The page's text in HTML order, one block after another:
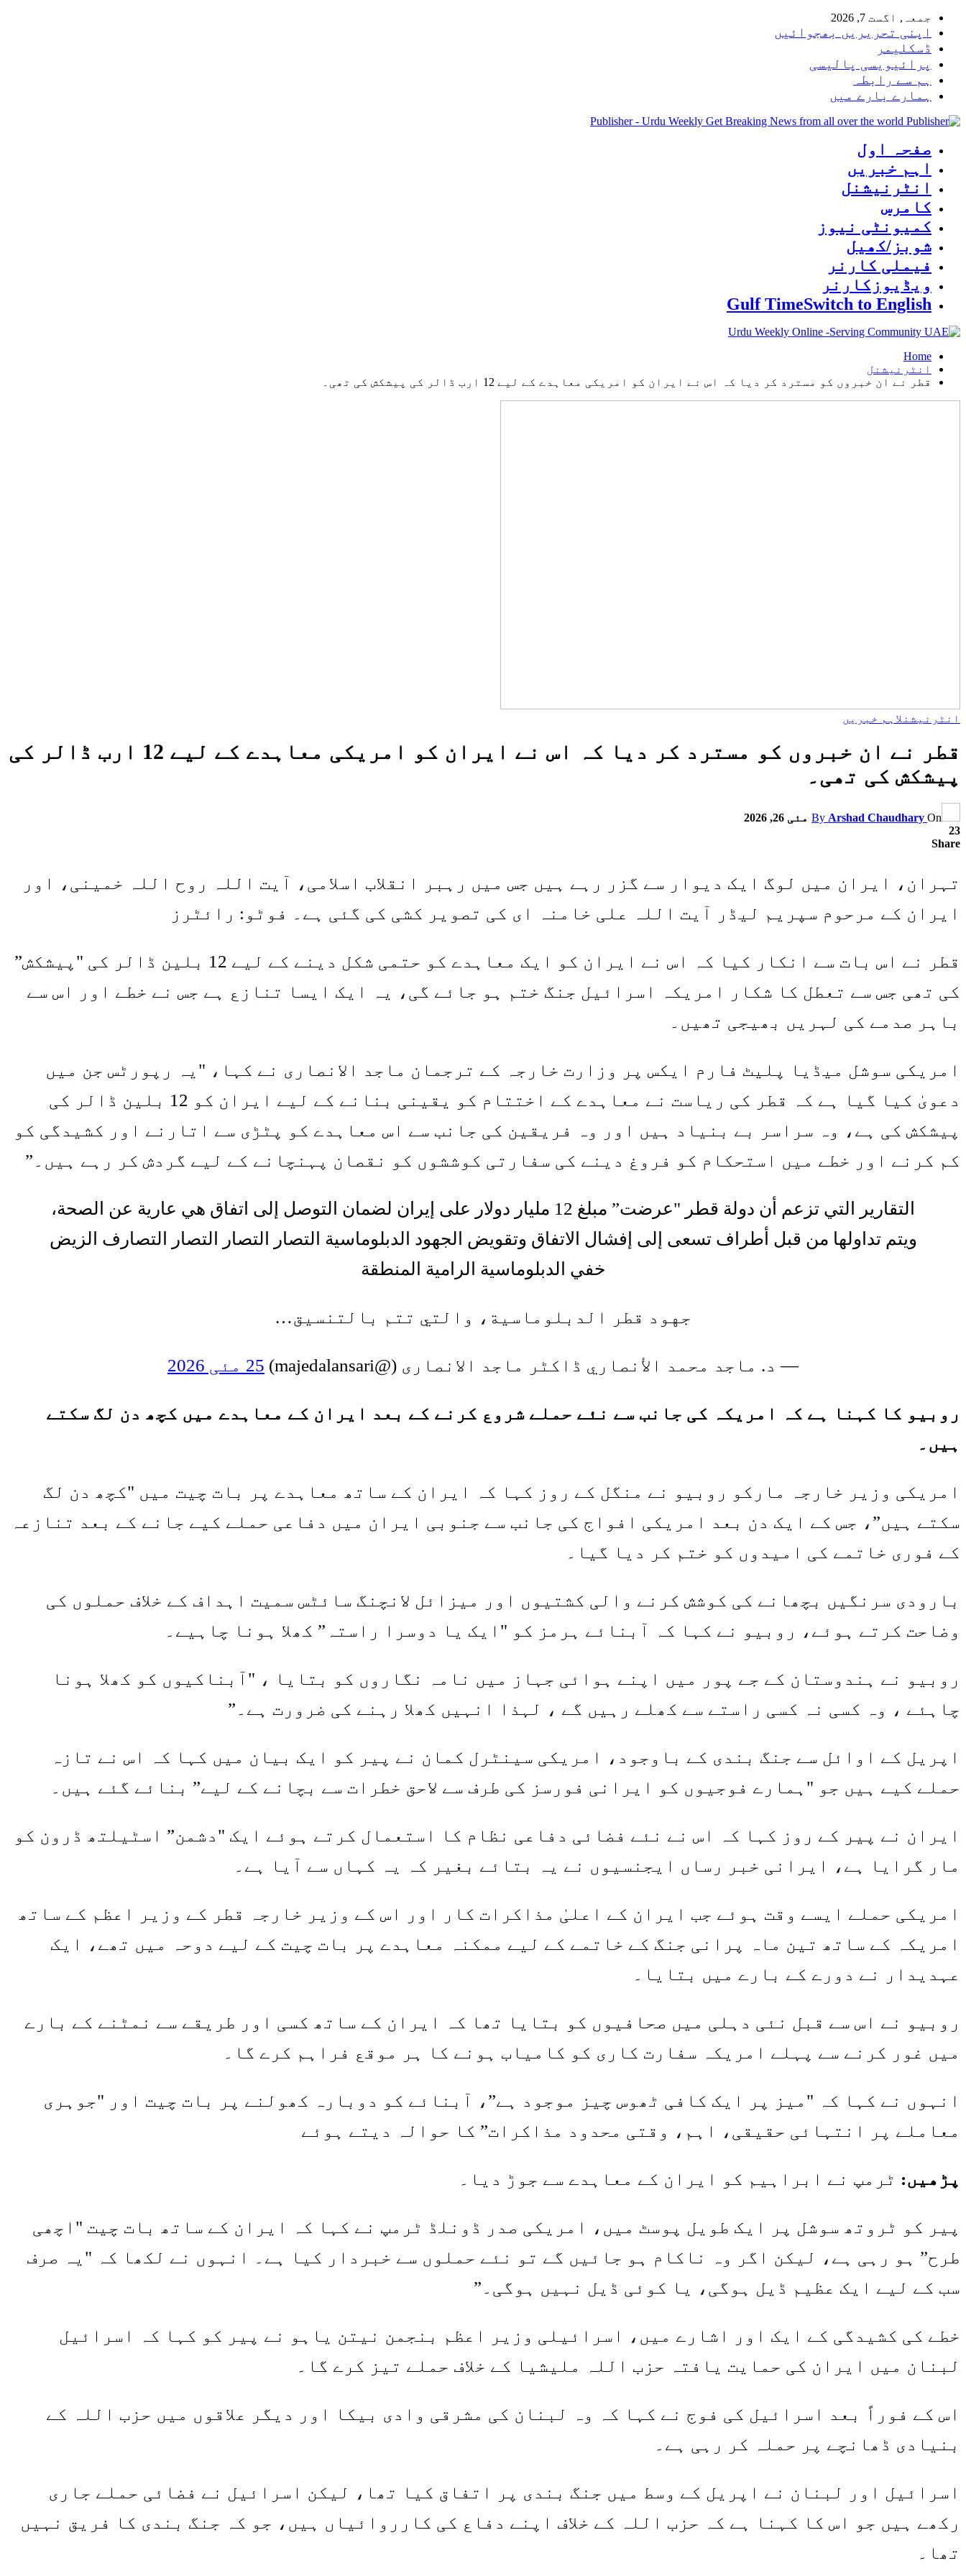
جمعہ, اگست 7, 2026
اپنی تحریریں بھجوائیں
ڈسکلیمر
پرائیویسی پالیسی
ہم سے رابطہ
ہمارے بارے میں
Publisher - Urdu Weekly Get Breaking News from all over the world
صفحہ اول
اہم خبریں
انٹرنیشنل
کامرس
کمیونٹی نیوز
شوبز/کھیل
فیملی کارنر
ویڈیوزکارنر
Gulf TimeSwitch to English
Home
انٹرنیشنل
قطر نے ان خبروں کو مسترد کر دیا کہ اس نے ایران کو امریکی معاہدے کے لیے 12 ارب ڈالر کی پیشکش کی تھی۔
انٹرنیشنل اہم خبریں
قطر نے ان خبروں کو مسترد کر دیا کہ اس نے ایران کو امریکی معاہدے کے لیے 12 ارب ڈالر کی
پیشکش کی تھی۔
By Arshad Chaudhary On
مئی 26, 2026
23
Share
تہران، ایران میں لوگ ایک دیوار سے گزر رہے ہیں جس میں رہبر انقلاب اسلامی، آیت اللہ روح اللہ خمینی، اور
ایران کے مرحوم سپریم لیڈر آیت اللہ علی خامنہ ای کی تصویر کشی کی گئی ہے۔ فوٹو: رائٹرز
قطر نے اس بات سے انکار کیا کہ اس نے ایران کو ایک معاہدے کو حتمی شکل دینے کے لیے 12 بلین ڈالر کی "پیشکش”
کی تھی جس سے تعطل کا شکار امریکہ اسرائیل جنگ ختم ہو جائے گی، یہ ایک ایسا تنازع ہے جس نے خطے اور اس سے
باہر صدمے کی لہریں بھیجی تھیں۔
امریکی سوشل میڈیا پلیٹ فارم ایکس پر وزارت خارجہ کے ترجمان ماجد الانصاری نے کہا، "یہ رپورٹس جن میں
دعویٰ کیا گیا ہے کہ قطر کی ریاست نے معاہدے کے اختتام کو یقینی بنانے کے لیے ایران کو 12 بلین ڈالر کی
پیشکش کی ہے، وہ سراسر بے بنیاد ہیں اور وہ فریقین کی جانب سے اس معاہدے کو پٹڑی سے اتارنے اور کشیدگی کو
کم کرنے اور خطے میں استحکام کو فروغ دینے کی سفارتی کوششوں کو نقصان پہنچانے کے لیے گردش کر رہے ہیں۔”
التقارير التي تزعم أن دولة قطر "عرضت” مبلغ 12 ملیار دولار على إيران لضمان التوصل إلى اتفاق هي عارية عن الصحة،
ويتم تداولها من قبل أطراف تسعى إلى إفشال الاتفاق وتقويض الجهود الدبلوماسية التصار التصار التصار التصارف الزيض
خفي الدبلوماسية الرامية المنطقة
جهود قطر الدبلوماسية، والتي تتم بالتنسيق…
— د. ماجد محمد الأنصاري ڈاکٹر ماجد الانصاری (@majedalansari) 25 مئی 2026
روبیو کا کہنا ہے کہ امریکہ کی جانب سے نئے حملے شروع کرنے کے بعد ایران کے معاہدے میں کچھ دن لگ سکتے
ہیں۔
امریکی وزیر خارجہ مارکو روبیو نے منگل کے روز کہا کہ ایران کے ساتھ معاہدے پر بات چیت میں "کچھ دن لگ
سکتے ہیں”، جس کے ایک دن بعد امریکی افواج کی جانب سے جنوبی ایران میں دفاعی حملے کیے جانے کے بعد تنازعہ
کے فوری خاتمے کی امیدوں کو ختم کر دیا گیا۔
بارودی سرنگیں بچھانے کی کوشش کرنے والی کشتیوں اور میزائل لانچنگ سائٹس سمیت اہداف کے خلاف حملوں کی
وضاحت کرتے ہوئے، روبیو نے کہا کہ آبنائے ہرمز کو "ایک یا دوسرا راستہ” کھلا ہونا چاہیے۔
روبیو نے ہندوستان کے جے پور میں اپنے ہوائی جہاز میں نامہ نگاروں کو بتایا ، "آبناکیوں کو کھلا ہونا
چاہئے ، وہ کسی نہ کسی راستے سے کھلے رہیں گے ، لہذا انہیں کھلا رہنے کی ضرورت ہے۔”
اپریل کے اوائل سے جنگ بندی کے باوجود، امریکی سینٹرل کمان نے پیر کو ایک بیان میں کہا کہ اس نے تازہ
حملے کیے ہیں جو "ہمارے فوجیوں کو ایرانی فورسز کی طرف سے لاحق خطرات سے بچانے کے لیے” بنائے گئے ہیں۔
ایران نے پیر کے روز کہا کہ اس نے نئے فضائی دفاعی نظام کا استعمال کرتے ہوئے ایک "دشمن” اسٹیلتھ ڈرون کو
مار گرایا ہے، ایرانی خبر رساں ایجنسیوں نے یہ بتائے بغیر کہ یہ کہاں سے آیا ہے۔
امریکی حملے ایسے وقت ہوئے جب ایران کے اعلیٰ مذاکرات کار اور اس کے وزیر خارجہ قطر کے وزیر اعظم کے ساتھ
امریکہ کے ساتھ تین ماہ پرانی جنگ کے خاتمے کے لیے ممکنہ معاہدے پر بات چیت کے لیے دوحہ میں تھے، ایک
عہدیدار نے دورے کے بارے میں بتایا۔
روبیو نے اس سے قبل نئی دہلی میں صحافیوں کو بتایا تھا کہ ایران کے ساتھ کسی اور طریقے سے نمٹنے کے بارے
میں غور کرنے سے پہلے امریکہ سفارت کاری کو کامیاب ہونے کا ہر موقع فراہم کرے گا۔
انہوں نے کہا کہ "میز پر ایک کافی ٹھوس چیز موجود ہے”، آبنائے کو دوبارہ کھولنے پر بات چیت اور "جوہری
معاملے پر انتہائی حقیقی، اہم، وقتی محدود مذاکرات” کا حوالہ دیتے ہوئے
پڑھیں: ٹرمپ نے ابراہیم کو ایران کے معاہدے سے جوڑ دیا۔
پیر کو ٹروتھ سوشل پر ایک طویل پوسٹ میں، امریکی صدر ڈونلڈ ٹرمپ نے کہا کہ ایران کے ساتھ بات چیت "اچھی
طرح” ہو رہی ہے، لیکن اگر وہ ناکام ہو جائیں گے تو نئے حملوں سے خبردار کیا ہے۔ انہوں نے لکھا کہ "یہ صرف
سب کے لیے ایک عظیم ڈیل ہوگی، یا کوئی ڈیل نہیں ہوگی۔”
خطے کی کشیدگی کے ایک اور اشارے میں، اسرائیلی وزیر اعظم بنجمن نیتن یاہو نے پیر کو کہا کہ اسرائیل
لبنان میں ایران کی حمایت یافتہ حزب اللہ ملیشیا کے خلاف حملے تیز کرے گا۔
اس کے فوراً بعد اسرائیل کی فوج نے کہا کہ وہ لبنان کی مشرقی وادی بیکا اور دیگر علاقوں میں حزب اللہ کے
بنیادی ڈھانچے پر حملہ کر رہی ہے۔
اسرائیل اور لبنان نے اپریل کے وسط میں جنگ بندی پر اتفاق کیا تھا، لیکن اسرائیل نے فضائی حملے جاری
رکھے ہیں جو اس کا کہنا ہے کہ حزب اللہ کے خلاف اپنے دفاع کی کارروائیاں ہیں، جو کہ جنگ بندی کا فریق نہیں
تھا۔